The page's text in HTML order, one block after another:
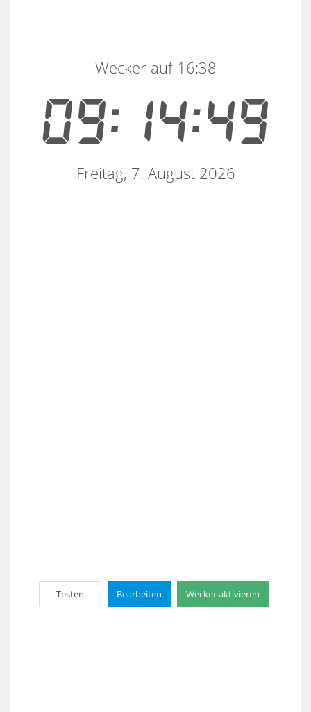
09:14:49
Wecker auf 16:38
Freitag, 7. August 2026
Testen Bearbeiten Wecker aktivieren